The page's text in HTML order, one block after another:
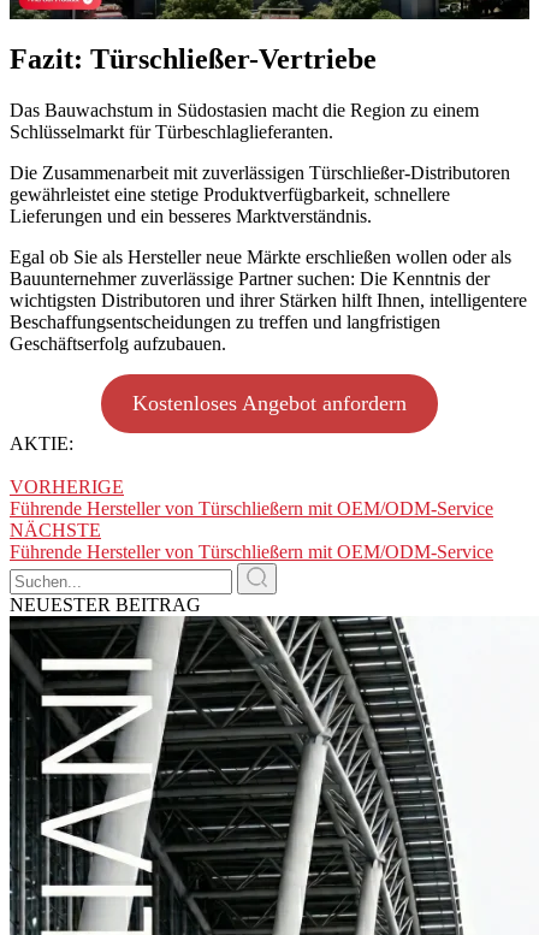
Fazit: Türschließer-Vertriebe
Das Bauwachstum in Südostasien macht die Region zu einem
Schlüsselmarkt für Türbeschlaglieferanten.
Die Zusammenarbeit mit zuverlässigen Türschließer-Distributoren
gewährleistet eine stetige Produktverfügbarkeit, schnellere
Lieferungen und ein besseres Marktverständnis.
Egal ob Sie als Hersteller neue Märkte erschließen wollen oder als
Bauunternehmer zuverlässige Partner suchen: Die Kenntnis der
wichtigsten Distributoren und ihrer Stärken hilft Ihnen, intelligentere
Beschaffungsentscheidungen zu treffen und langfristigen
Geschäftserfolg aufzubauen.
Kostenloses Angebot anfordern
AKTIE:
VORHERIGE
Führende Hersteller von Türschließern mit OEM/ODM-Service
NÄCHSTE
Führende Hersteller von Türschließern mit OEM/ODM-Service
NEUESTER BEITRAG